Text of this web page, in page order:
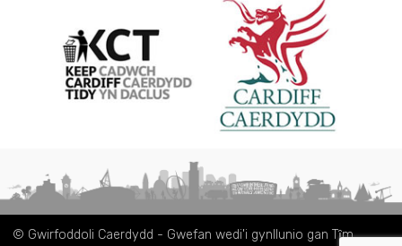
© Gwirfoddoli Caerdydd - Gwefan wedi'i gynllunio gan Tȋm